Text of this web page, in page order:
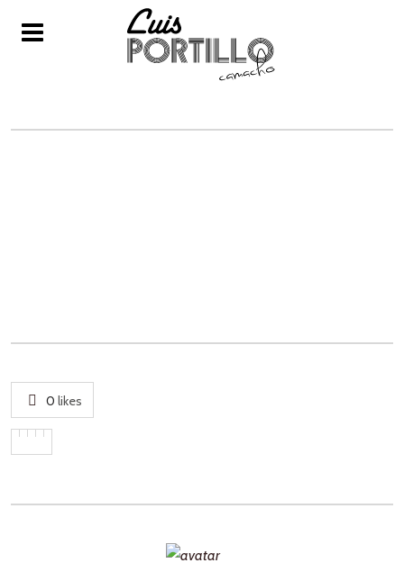
IMG-20170706-WA0020
0 likes